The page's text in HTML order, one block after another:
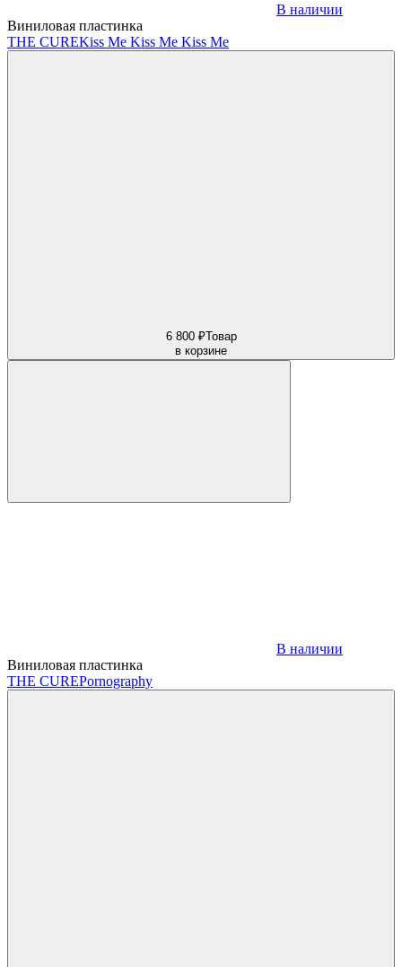
В наличии
Виниловая пластинка
THE CUREKiss Me Kiss Me Kiss Me
6 800 ₽Товар
в корзине
В наличии
Виниловая пластинка
THE CUREPornography